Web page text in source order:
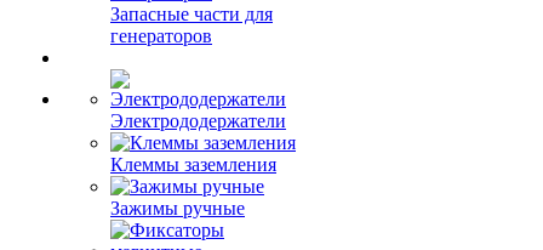
Запасные части для
генераторов
Электрододержатели
Клеммы заземления
Зажимы ручные